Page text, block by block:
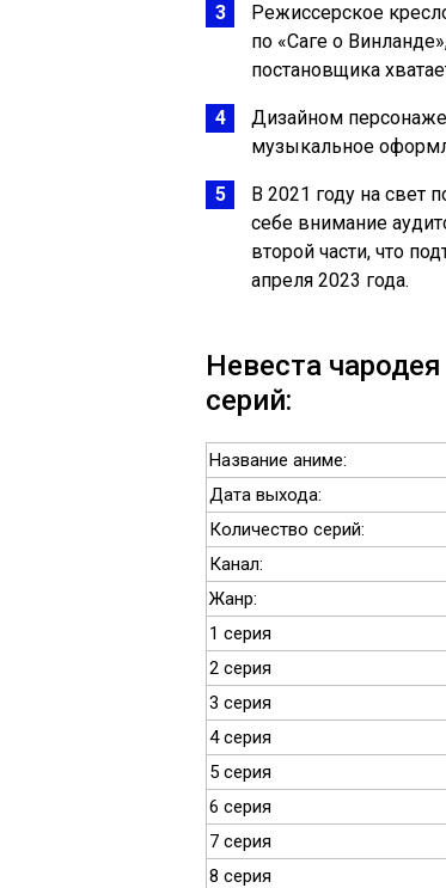
Режиссерское
по «Саге о
постановщика
Дизайном
музыкальное
В 2021 году на свет
себе внимание
второй части, что
апреля 2023 года.
Невеста
серий:
Название аниме:
Дата выхода:
Количество серий:
Канал:
Жанр:
1 серия
2 серия
3 серия
4 серия
5 серия
6 серия
7 серия
8 серия